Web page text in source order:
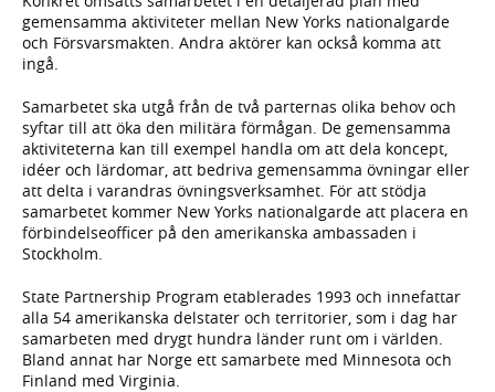
gemensamma aktiviteter mellan New Yorks nationalgarde
och Försvarsmakten. Andra aktörer kan också komma att
ingå.
Samarbetet ska utgå från de två parternas olika behov och
syftar till att öka den militära förmågan. De gemensamma
aktiviteterna kan till exempel handla om att dela koncept,
idéer och lärdomar, att bedriva gemensamma övningar eller
att delta i varandras övningsverksamhet. För att stödja
samarbetet kommer New Yorks nationalgarde att placera en
förbindelseofficer på den amerikanska ambassaden i
Stockholm.
State Partnership Program etablerades 1993 och innefattar
alla 54 amerikanska delstater och territorier, som i dag har
samarbeten med drygt hundra länder runt om i världen.
Bland annat har Norge ett samarbete med Minnesota och
Finland med Virginia.